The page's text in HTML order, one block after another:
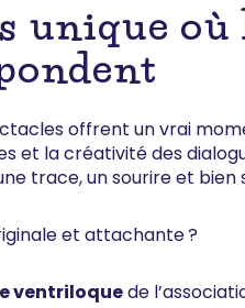
unique où
offrent un vrai
et la créativité des
trace, un sourire et
et attachante ?
ventriloquede